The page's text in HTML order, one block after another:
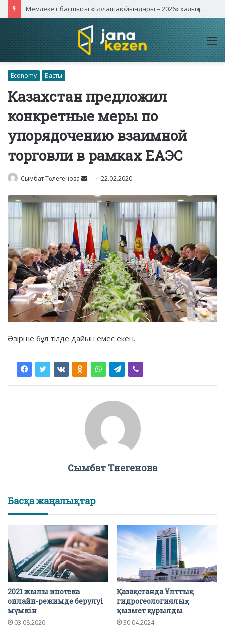
Мемлекет басшысы «Болашақ ойындары – 2026» халықаралық турнирінің ашылу салтанатына қатысты
Economy Басты
Казахстан предложил
конкретные меры по
упорядочению взаимной
торговли в рамках ЕАЭС
Сымбат Төлегенова
Send
email
22.02.2020
Әзірше бұл тілде дайын емес екен.
Сымбат Төлегенова
Басқа жаңалықтар
2021 жылы ипотека
онлайн-режимде берулуі
мүмкін
03.08.2020
Қазақстанда Ұлттық
гидрогеологиялық
қызмет құрылды
30.04.2024